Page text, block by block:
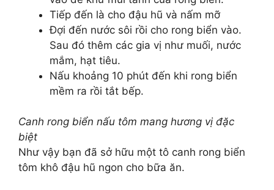
Tiếp đến là cho đậu hũ và nấm mỡ
Đợi đến nước sôi rồi cho rong biển vào.
Sau đó thêm các gia vị như muối, nước
mắm, hạt tiêu.
Nấu khoảng 10 phút đến khi rong biển
mềm ra rồi tắt bếp.
Canh rong biển nấu tôm mang hương vị đặc
biệt
Như vậy bạn đã sở hữu một tô canh rong biển
tôm khô đậu hũ ngon cho bữa ăn.